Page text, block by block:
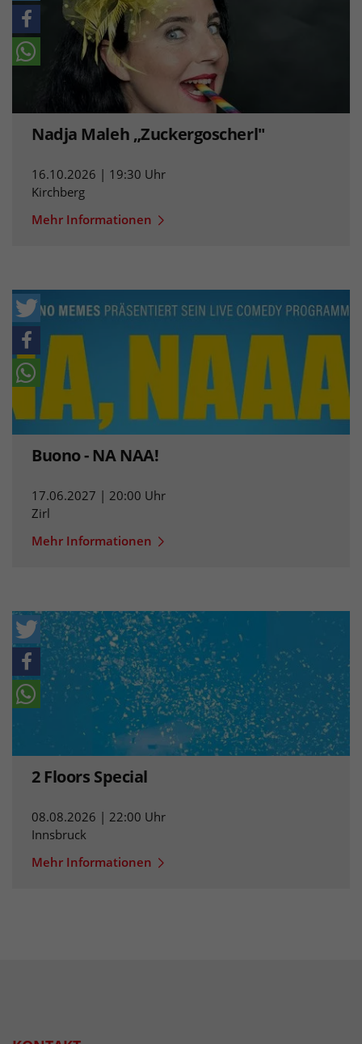
Nadja Maleh „Zuckergoscherl"
16.10.2026 | 19:30 Uhr
Kirchberg
Mehr Informationen
Buono - NA NAA!
17.06.2027 | 20:00 Uhr
Zirl
Mehr Informationen
2 Floors Special
08.08.2026 | 22:00 Uhr
Innsbruck
Mehr Informationen